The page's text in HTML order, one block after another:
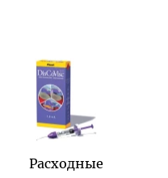
Расходные